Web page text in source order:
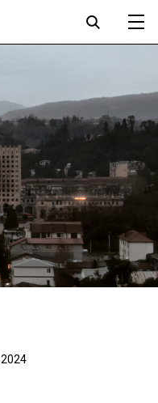
2024